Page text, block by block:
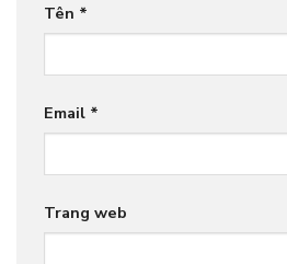
Tên *
Email *
Trang web